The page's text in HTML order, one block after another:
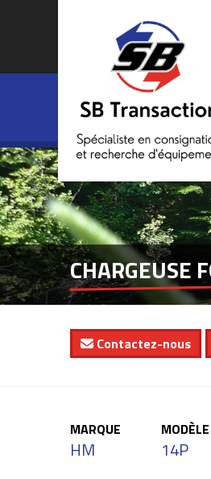
CHARGEUSE
Contactez-nous
MARQUE
HM
MODÈLE
14P